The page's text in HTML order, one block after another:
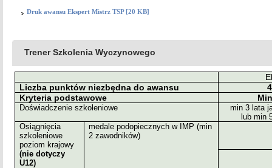
Druk awansu Ekspert Mistrz TSP [20 KB]
Trener Szkolenia Wyczynowego
Liczba punktów niezbędna do awansu
Kryteria podstawowe
Doświadczenie szkoleniowe
min 3 lata
lub min
Osiągnięcia
szkoleniowe
poziom krajowy
(nie dotyczy
U12)
medale podopiecznych w IMP (min
2 zawodników)